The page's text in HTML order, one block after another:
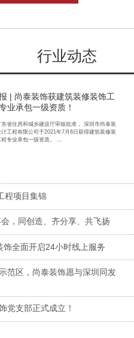
行业动态
| 尚泰装饰获建筑装修装饰工
业承包一级资质！
东省住房和城乡建设厅审核批准， 深圳市尚泰装
计工程有限公司于2021年7月6日获得建筑装修装
程专业承包一级资质。 ...
程项目集锦
，同创造、齐分享、共飞扬
饰全面开启24小时线上服务
范区，尚泰装饰愿与深圳同发
党支部正式成立！